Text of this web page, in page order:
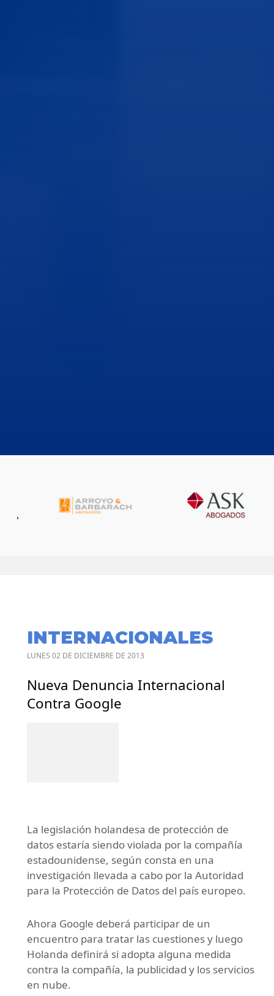
INTERNACIONALES
LUNES 02 DE DICIEMBRE DE 2013
Nueva Denuncia Internacional
Contra Google
La legislación holandesa de protección de
datos estaría siendo violada por la compañía
estadounidense, según consta en una
investigación llevada a cabo por la Autoridad
para la Protección de Datos del país europeo.
Ahora Google deberá participar de un
encuentro para tratar las cuestiones y luego
Holanda definirá si adopta alguna medida
contra la compañía, la publicidad y los servicios
en nube.